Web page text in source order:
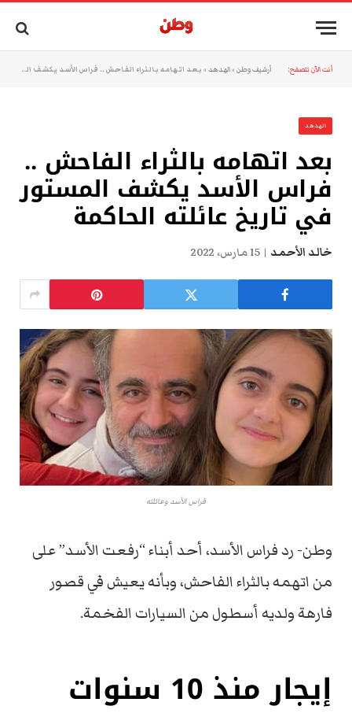
أنت الآن تتصفح: أرشيف وطن »الهدهد » بعد اتهامه بالثراء الفاحش .. فراس الأسد يكشف المستور في تاريخ عائلته الحاكمة
الهدهد
بعد اتهامه بالثراء الفاحش ..
فراس الأسد يكشف المستور
في تاريخ عائلته الحاكمة
خالد الأحمد 15 مارس، 2022
فراس الأسد وعائلته
وطن- رد فراس الأسد، أحد أبناء “رفعت الأسد” على
من اتهمه بالثراء الفاحش، وبأنه يعيش في قصور
فارهة ولديه أسطول من السيارات الفخمة.
إيجار منذ 10 سنوات